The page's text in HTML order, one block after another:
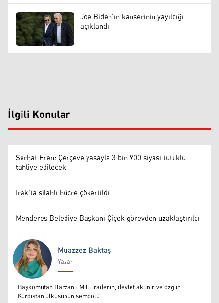
Joe Biden'ın kanserinin yayıldığı
açıklandı
İlgili Konular
Serhat Eren: Çerçeve yasayla 3 bin 900 siyasi tutuklu
tahliye edilecek
Irak'ta silahlı hücre çökertildi
Menderes Belediye Başkanı Çiçek görevden uzaklaştırıldı
Muazzez Baktaş
Muazzez Baktaş
Yazar
Başkomutan Barzani: Milli iradenin, devlet aklının ve özgür
Kürdistan ülküsünün sembolü